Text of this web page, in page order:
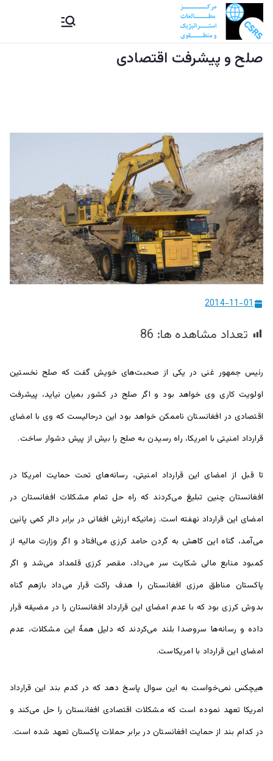
to
content
CSRS |
مرکز
استراتیژيک
و منطقوی |
د
ستراتېژیکو
او سیمه
ییزو څېړنو
مرکز
مرکز مطالعات استراتیژيک و
منطقوی دستراتېژیکو او
سیمه ییزو څېړنو مرکز
صلح و پیشرفت اقتصادی
2014-11-01
تعداد مشاهده ها: 86
رئیس جمهور غنی در یکی از صحبت‌های خویش گفت که صلح نخستین
اولویت کاری وی خواهد بود و اگر صلح در کشور بمیان نیاید، پیشرفت
اقتصادی در افغانستان ناممکن خواهد بود این درحالیست که وی با امضای
قرارداد امنیتی با امریکا، راه رسیدن به صلح را بیش از پیش دشوار ساخت.
تا قبل از امضای این قرارداد امنیتی، رسانه‌های تحت حمایت امریکا در
افغانستان چنین تبلیغ می‌کردند که راه حل تمام مشکلات افغانستان در
امضای این قرارداد نهفته است. زمانیکه ارزش افغانی در برابر دالر کمی پائین
می‌آمد، گناه این کاهش به گردن حامد کرزی می‌افتاد و اگر وزارت مالیه از
کمبود منابع مالی شکایت سر می‌داد، مقصر کرزی قلمداد می‌شد و اگر
پاکستان مناطق مرزی افغانستان را هدف راکت قرار می‌داد بازهم گناه
بدوش کرزی بود که با عدم امضای این قرارداد افغانستان را در مضیقه قرار
داده و رسانه‌ها سروصدا بلند می‌کردند که دلیل همۀ این مشکلات، عدم
امضای این قرارداد با امریکاست.
هیچکس نمی‌خواست به این سوال پاسخ دهد که در کدم بند این قرارداد
امریکا تعهد نموده است که مشکلات اقتصادی افغانستان را حل می‌کند و
در کدام بند از حمایت افغانستان در برابر حملات پاکستان تعهد شده است.